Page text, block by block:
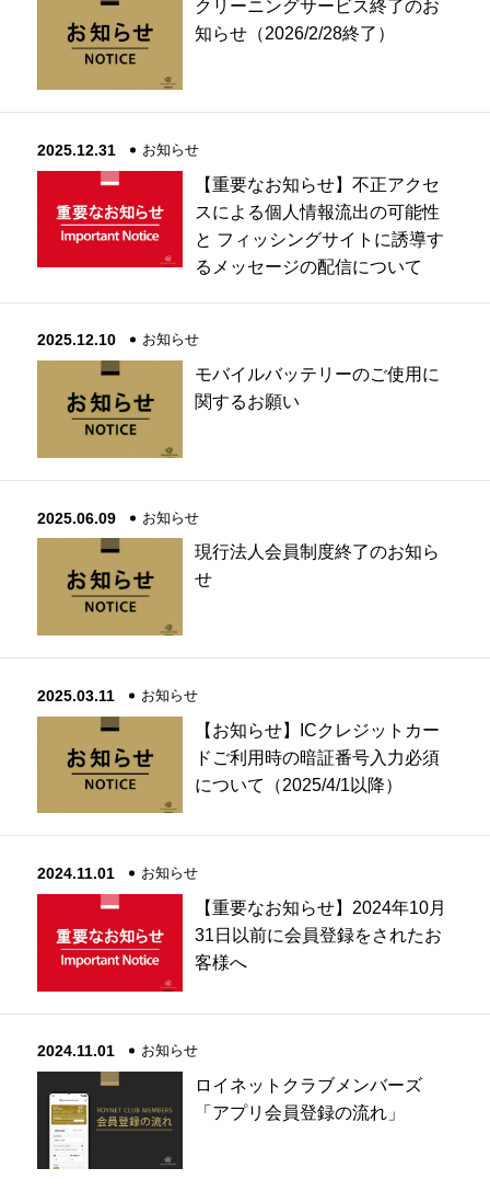
クリーニングサービス終了のお
知らせ（2026/2/28終了）
2025.12.31 お知らせ
【重要なお知らせ】不正アクセ
スによる個人情報流出の可能性
と フィッシングサイトに誘導す
るメッセージの配信について
2025.12.10 お知らせ
モバイルバッテリーのご使用に
関するお願い
2025.06.09 お知らせ
現行法人会員制度終了のお知ら
せ
2025.03.11 お知らせ
【お知らせ】ICクレジットカー
ドご利用時の暗証番号入力必須
について（2025/4/1以降）
2024.11.01 お知らせ
【重要なお知らせ】2024年10月
31日以前に会員登録をされたお
客様へ
2024.11.01 お知らせ
ロイネットクラブメンバーズ
「アプリ会員登録の流れ」